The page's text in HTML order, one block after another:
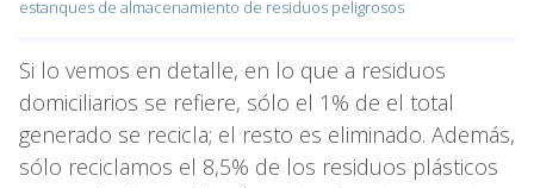
estanques de almacenamiento de residuos peligrosos
Si lo vemos en detalle, en lo que a residuos
domiciliarios se refiere, sólo el 1% de el total
generado se recicla; el resto es eliminado. Además,
sólo reciclamos el 8,5% de los residuos plásticos